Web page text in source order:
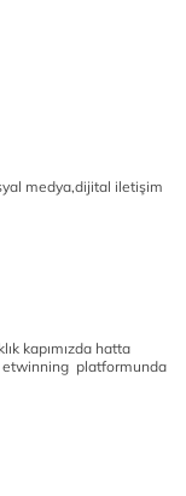
medya,dijital iletişim
kapımızda hatta
etwinning platformunda